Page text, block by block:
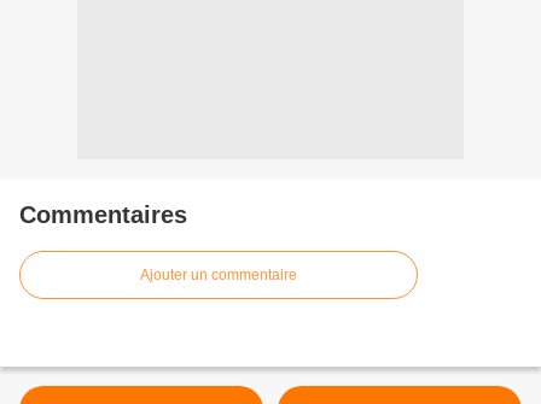
Commentaires
Ajouter un commentaire